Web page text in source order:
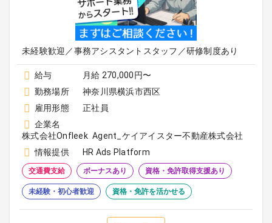
未経験歓迎／事務アシスタントスタッフ／研修制度あり
給与
月給 270,000円〜
勤務場所
神奈川県横浜市西区
雇用形態
正社員
企業名
株式会社Onfleek Agent_ケイアイスター不動産株式会社
情報提供
HR Ads Platform
交通費支給 ボーナスあり 資格・免許取得支援あり
未経験・初心者歓迎 資格・免許を活かせる